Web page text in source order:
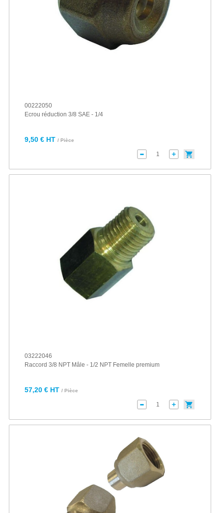
00222050
Ecrou réduction 3/8 SAE - 1/4
9,50 € HT / Pièce
03222046
Raccord 3/8 NPT Mâle - 1/2 NPT Femelle premium
57,20 € HT / Pièce